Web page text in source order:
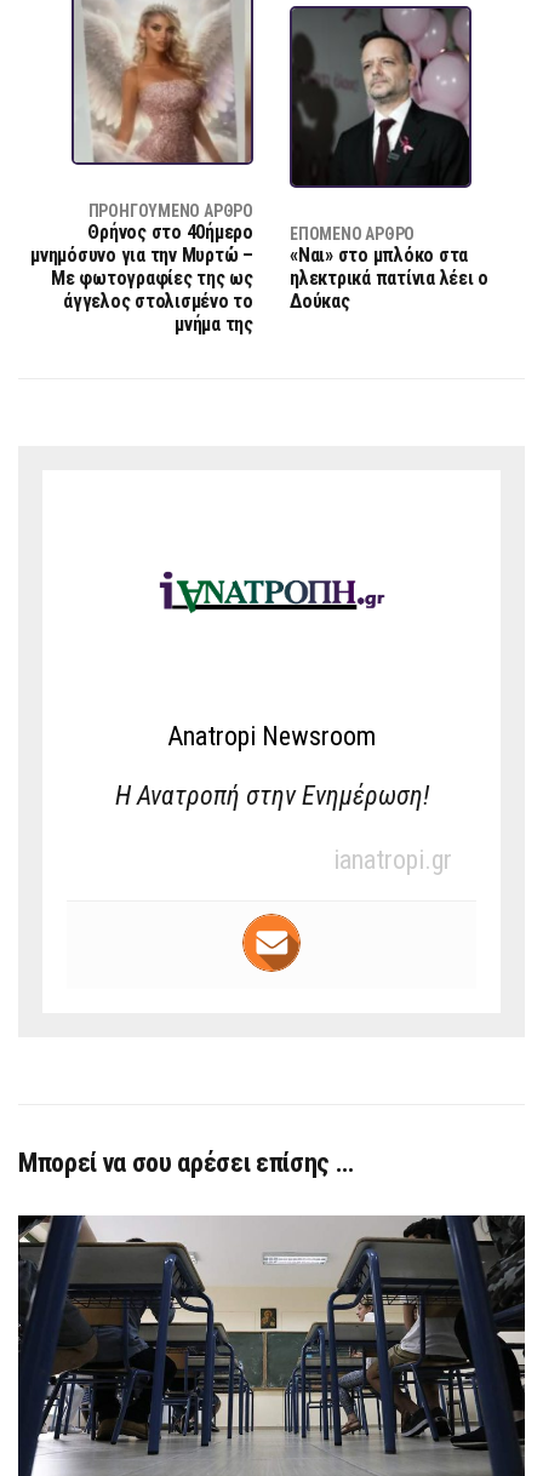
ΠΡΟΗΓΟΎΜΕΝΟ ΆΡΘΡΟ
Θρήνος στο 40ήμερο
μνημόσυνο για την Μυρτώ –
Με φωτογραφίες της ως
άγγελος στολισμένο το
μνήμα της
ΕΠΌΜΕΝΟ ΆΡΘΡΟ
«Ναι» στο μπλόκο στα
ηλεκτρικά πατίνια λέει ο
Δούκας
Anatropi Newsroom
Η Ανατροπή στην Ενημέρωση!
ianatropi.gr
Μπορεί να σου αρέσει επίσης …